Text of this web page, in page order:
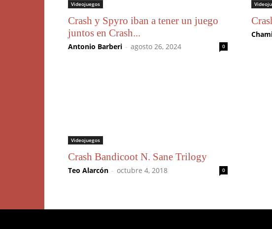
Videojuegos
Crash y Spyro iban a tener un juego
juntos en Crash...
Antonio Barberi - agosto 26, 2024 0
Videojuegos
Crash Bandicoot N. Sane Trilogy
Teo Alarcón - octubre 4, 2018 0